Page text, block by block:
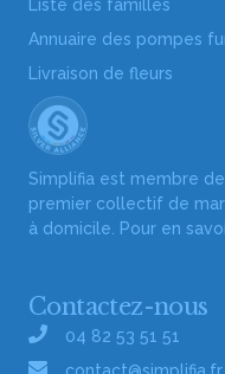
Liste des familles
Annuaire des pompes
Livraison de fleurs
Simplifia est membre
premier collectif de
à domicile. Pour en
Contactez-nous
04 82 53 51 51